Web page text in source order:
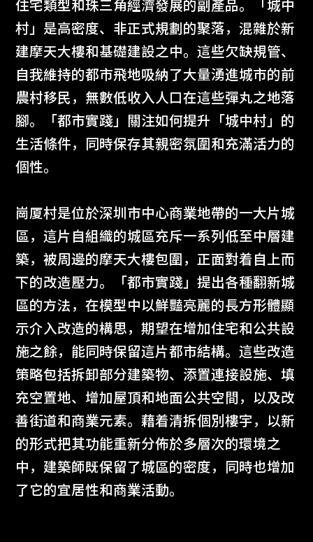
住宅類型和珠三角經濟發展的副產品。「城中
村」是高密度、非正式規劃的聚落，混雜於新
建摩天大樓和基礎建設之中。這些欠缺規管、
自我維持的都市飛地吸納了大量湧進城市的前
農村移民，無數低收入人口在這些彈丸之地落
腳。「都市實踐」關注如何提升「城中村」的
生活條件，同時保存其親密氛圍和充滿活力的
個性。
崗厦村是位於深圳市中心商業地帶的一大片城
區，這片自組織的城區充斥一系列低至中層建
築，被周邊的摩天大樓包圍，正面對着自上而
下的改造壓力。「都市實踐」提出各種翻新城
區的方法，在模型中以鮮豔亮麗的長方形體顯
示介入改造的構思，期望在增加住宅和公共設
施之餘，能同時保留這片都市結構。這些改造
策略包括拆卸部分建築物、添置連接設施、填
充空置地、增加屋頂和地面公共空間，以及改
善街道和商業元素。藉着清拆個別樓宇，以新
的形式把其功能重新分佈於多層次的環境之
中，建築師既保留了城區的密度，同時也增加
了它的宜居性和商業活動。